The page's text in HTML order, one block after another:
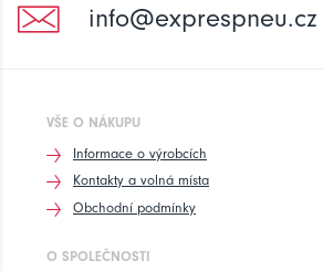
info@exprespneu.cz
VŠE O NÁKUPU
Informace o výrobcích
Kontakty a volná místa
Obchodní podmínky
O SPOLEČNOSTI